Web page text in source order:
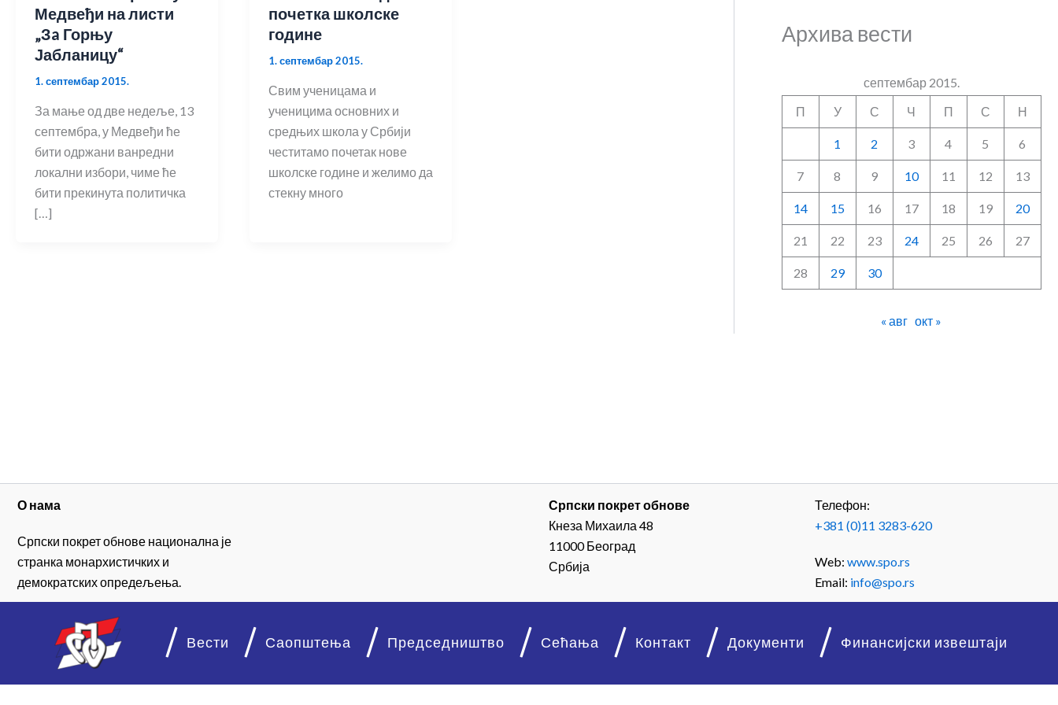
Вести Саопштења Председништво Сећања Контакт Документи Финансијски извештаји
Медвеђи на листи
„Зa Горњу
Јабланицу“
1. септембар 2015.
За мање од две недеље, 13
септембра, у Медвеђи ће
бити одржани ванредни
локални избори, чиме ће
бити прекинута политичка
[…]
почетка школске
године
1. септембар 2015.
Свим ученицама и
ученицима основних и
средњих школа у Србији
честитамо почетак нове
школске године и желимо да
стекну много
Архива вести
септембар 2015.
П
У С Ч П С Н
1 2 3 4 5 6
7 8 9 10 11 12 13
14 15 16 17 18 19 20
21 22 23 24 25 26 27
28 29 30
« авг окт »
О нама
Српски покрет обнове национална је
странка монархистичких и
демократских опредељења.
Српски покрет обнове
Кнеза Михаила 48
11000 Београд
Србија
Телефон:
+381 (0)11 3283-620
Web: www.spo.rs
Email: info@spo.rs
© 2026. Српски покрет обнове